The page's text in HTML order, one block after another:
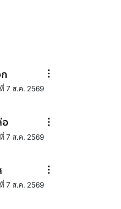
7 ส.ค. 2569
7 ส.ค. 2569
7 ส.ค. 2569